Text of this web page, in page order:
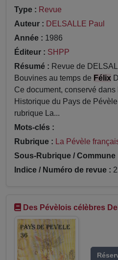
Type : Revue
Auteur : DELSALLE Paul
Année : 1986
Éditeur : SHPP
Résumé : Revue de
Bouvines au temps de Félix
Ce document, conservé
Historique du Pays de
rubrique La...
Mots-clés :
Rubrique : La Pévèle
Sous-Rubrique / Commune
Indice / Numéro de revue :
Des Pévèlois célèbres